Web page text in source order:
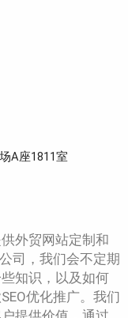
A座1811室
外贸网站定制和
司，我们会不定期
知识，以及如何
优化推广。我们